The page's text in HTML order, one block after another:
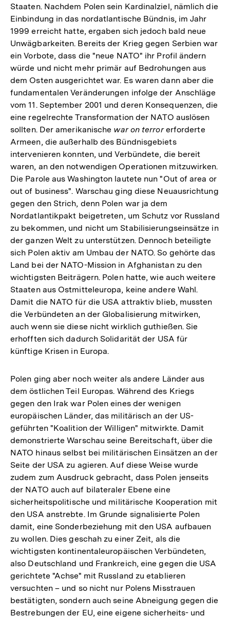
Staaten. Nachdem Polen sein Kardinalziel, nämlich die
Einbindung in das nordatlantische Bündnis, im Jahr
1999 erreicht hatte, ergaben sich jedoch bald neue
Unwägbarkeiten. Bereits der Krieg gegen Serbien war
ein Vorbote, dass die "neue NATO" ihr Profil ändern
würde und nicht mehr primär auf Bedrohungen aus
dem Osten ausgerichtet war. Es waren dann aber die
fundamentalen Veränderungen infolge der Anschläge
vom 11. September 2001 und deren Konsequenzen, die
eine regelrechte Transformation der NATO auslösen
sollten. Der amerikanische war on terrorerforderte
Armeen, die außerhalb des Bündnisgebiets
intervenieren konnten, und Verbündete, die bereit
waren, an den notwendigen Operationen mitzuwirken.
Die Parole aus Washington lautete nun "Out of area or
out of business". Warschau ging diese Neuausrichtung
gegen den Strich, denn Polen war ja dem
Nordatlantikpakt beigetreten, um Schutz vor Russland
zu bekommen, und nicht um Stabilisierungseinsätze in
der ganzen Welt zu unterstützen. Dennoch beteiligte
sich Polen aktiv am Umbau der NATO. So gehörte das
Land bei der NATO-Mission in Afghanistan zu den
wichtigsten Beiträgern. Polen hatte, wie auch weitere
Staaten aus Ostmitteleuropa, keine andere Wahl.
Damit die NATO für die USA attraktiv blieb, mussten
die Verbündeten an der Globalisierung mitwirken,
auch wenn sie diese nicht wirklich guthießen. Sie
erhofften sich dadurch Solidarität der USA für
künftige Krisen in Europa.
Polen ging aber noch weiter als andere Länder aus
dem östlichen Teil Europas. Während des Kriegs
gegen den Irak war Polen eines der wenigen
europäischen Länder, das militärisch an der US-
geführten "Koalition der Willigen" mitwirkte. Damit
demonstrierte Warschau seine Bereitschaft, über die
NATO hinaus selbst bei militärischen Einsätzen an der
Seite der USA zu agieren. Auf diese Weise wurde
zudem zum Ausdruck gebracht, dass Polen jenseits
der NATO auch auf bilateraler Ebene eine
sicherheitspolitische und militärische Kooperation mit
den USA anstrebte. Im Grunde signalisierte Polen
damit, eine Sonderbeziehung mit den USA aufbauen
zu wollen. Dies geschah zu einer Zeit, als die
wichtigsten kontinentaleuropäischen Verbündeten,
also Deutschland und Frankreich, eine gegen die USA
gerichtete "Achse" mit Russland zu etablieren
versuchten – und so nicht nur Polens Misstrauen
bestätigten, sondern auch seine Abneigung gegen die
Bestrebungen der EU, eine eigene sicherheits- und